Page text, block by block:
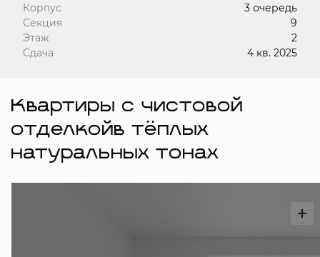
Корпус
3 очередь
Секция
9
Этаж
2
Сдача
4 кв. 2025
Квартиры с чистовой
отделкойв тёплых
натуральных тонах